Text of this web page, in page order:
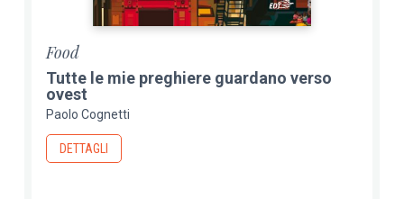
Food
Tutte le mie preghiere guardano verso
ovest
Paolo Cognetti
DETTAGLI